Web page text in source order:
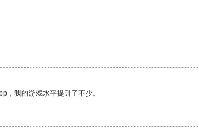
，我的游戏水平提升了不少。